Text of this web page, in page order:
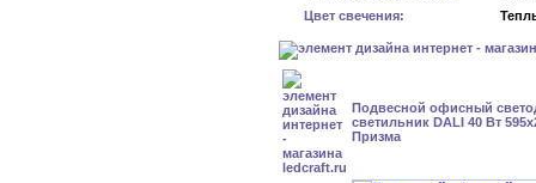
Цвет свечения:
Подвесной офисный
светильник DALI 40 Вт
Призма